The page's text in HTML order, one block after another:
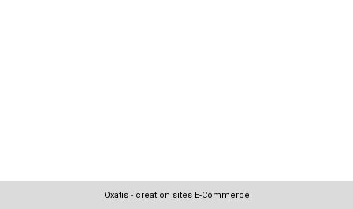
Oxatis - création sites E-Commerce